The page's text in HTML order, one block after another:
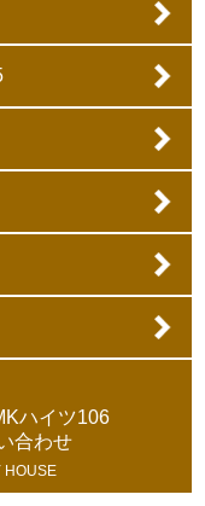
ハイツ106
合わせ
HOUSE